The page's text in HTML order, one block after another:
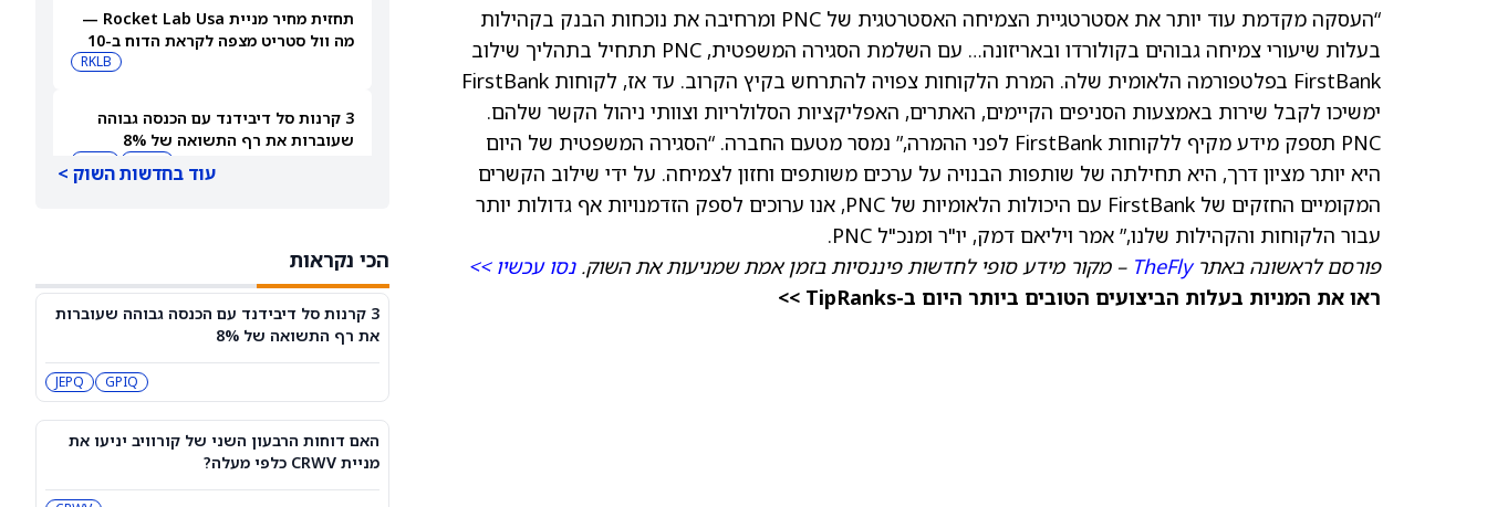
תחזית מחיר מניית Rocket Lab Usa —
מה וול סטריט מצפה לקראת הדוח ב-10
RKLB
3 קרנות סל דיבידנד עם הכנסה גבוהה
שעוברות את רף התשואה של 8%
האם הגרוע מכול באמת כבר מאחורינו?
משקיע מוביל בוחן את מניית ספייס אקס
SPCX
מיקרון או SK hynix: מניית שבבי AI אחת
היא מציאה, והשנייה יקרה מדי
עוד בחדשות השוק >
הכי נקראות
3 קרנות סל דיבידנד עם הכנסה גבוהה שעוברות
את רף התשואה של 8%
GPIQ
JEPQ
האם דוחות הרבעון השני של קורוויב יניעו את
מניית CRWV כלפי מעלה?
“העסקה מקדמת עוד יותר את אסטרטגיית הצמיחה האסטרטגית של PNC ומרחיבה את נוכחות הבנק בקהילות
בעלות שיעורי צמיחה גבוהים בקולורדו ובאריזונה… עם השלמת הסגירה המשפטית, PNC תתחיל בתהליך שילוב
FirstBank בפלטפורמה הלאומית שלה. המרת הלקוחות צפויה להתרחש בקיץ הקרוב. עד אז, לקוחות FirstBank
ימשיכו לקבל שירות באמצעות הסניפים הקיימים, האתרים, האפליקציות הסלולריות וצוותי ניהול הקשר שלהם.
PNC תספק מידע מקיף ללקוחות FirstBank לפני ההמרה,” נמסר מטעם החברה. “הסגירה המשפטית של היום
היא יותר מציון דרך, היא תחילתה של שותפות הבנויה על ערכים משותפים וחזון לצמיחה. על ידי שילוב הקשרים
המקומיים החזקים של FirstBank עם היכולות הלאומיות של PNC, אנו ערוכים לספק הזדמנויות אף גדולות יותר
עבור הלקוחות והקהילות שלנו,” אמר ויליאם דמק, יו"ר ומנכ"ל PNC.
פורסם לראשונה באתרTheFly – מקור מידע סופי לחדשות פיננסיות בזמן אמת שמניעות את השוק.נסו עכשיו >>
ראו את המניות בעלות הביצועים הטובים ביותר היום ב-TipRanks >>